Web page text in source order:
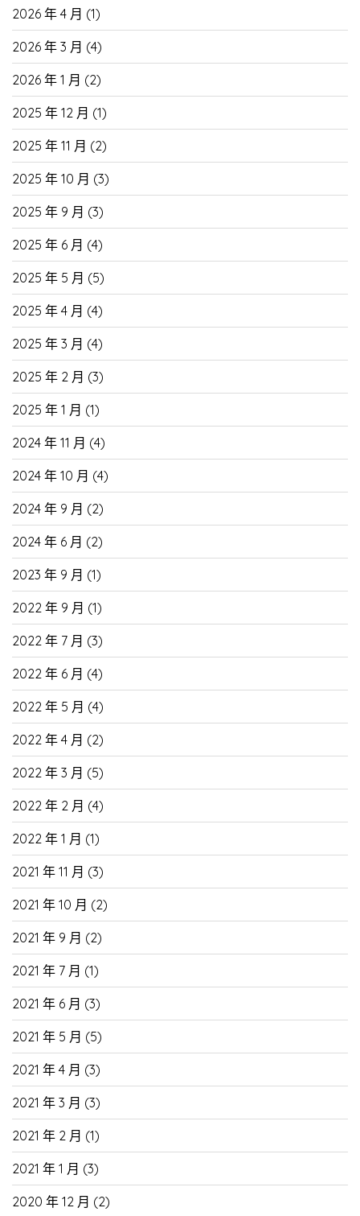
2026 年 4 月 (1)
2026 年 3 月 (4)
2026 年 1 月 (2)
2025 年 12 月 (1)
2025 年 11 月 (2)
2025 年 10 月 (3)
2025 年 9 月 (3)
2025 年 6 月 (4)
2025 年 5 月 (5)
2025 年 4 月 (4)
2025 年 3 月 (4)
2025 年 2 月 (3)
2025 年 1 月 (1)
2024 年 11 月 (4)
2024 年 10 月 (4)
2024 年 9 月 (2)
2024 年 6 月 (2)
2023 年 9 月 (1)
2022 年 9 月 (1)
2022 年 7 月 (3)
2022 年 6 月 (4)
2022 年 5 月 (4)
2022 年 4 月 (2)
2022 年 3 月 (5)
2022 年 2 月 (4)
2022 年 1 月 (1)
2021 年 11 月 (3)
2021 年 10 月 (2)
2021 年 9 月 (2)
2021 年 7 月 (1)
2021 年 6 月 (3)
2021 年 5 月 (5)
2021 年 4 月 (3)
2021 年 3 月 (3)
2021 年 2 月 (1)
2021 年 1 月 (3)
2020 年 12 月 (2)